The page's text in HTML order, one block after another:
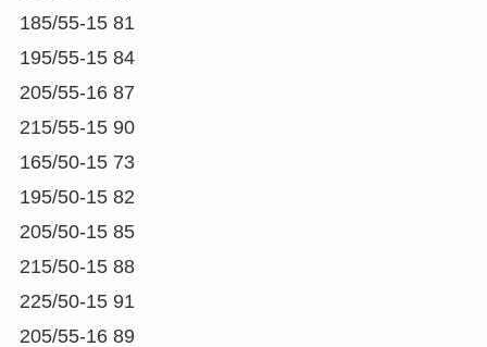
185/55-15 81
195/55-15 84
205/55-16 87
215/55-15 90
165/50-15 73
195/50-15 82
205/50-15 85
215/50-15 88
225/50-15 91
205/55-16 89